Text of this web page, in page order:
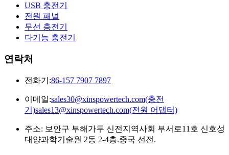
USB 충전기
전원 패널
무선 충전기
다기능 충전기
연락처
전화기:86-157 7907 7897
이메일:sales30@xinspowertech.com(충전
기)sales13@xinspowertech.com(전원 어댑터)
주소: 보안구 부해가두 신전지역사회 부서로11호 신호성
대양과학기술원 2동 2-4층.중국 선전.